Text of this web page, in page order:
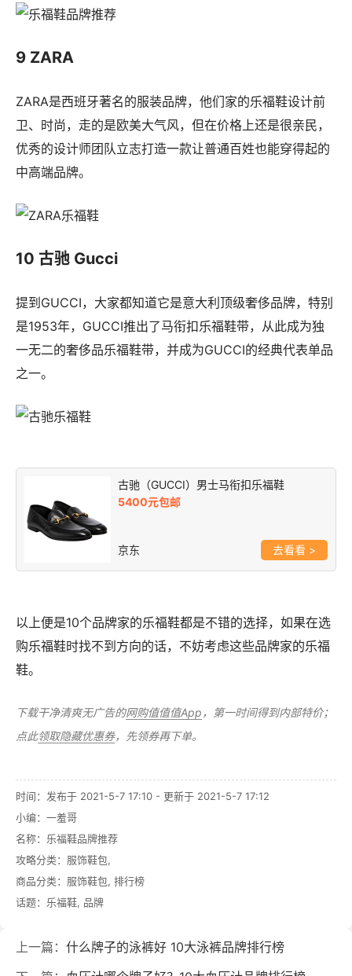
9 ZARA
ZARA是西班牙著名的服装品牌，他们家的乐福鞋设计前
卫、时尚，走的是欧美大气风，但在价格上还是很亲民，
优秀的设计师团队立志打造一款让普通百姓也能穿得起的
中高端品牌。
10 古驰 Gucci
提到GUCCI，大家都知道它是意大利顶级奢侈品牌，特别
是1953年，GUCCI推出了马衔扣乐福鞋带，从此成为独
一无二的奢侈品乐福鞋带，并成为GUCCI的经典代表单品
之一。
古驰（GUCCI）男士马衔扣乐福鞋
5400元包邮
京东 >
以上便是10个品牌家的乐福鞋都是不错的选择，如果在选
购乐福鞋时找不到方向的话，不妨考虑这些品牌家的乐福
鞋。
下载干净清爽无广告的网购值值值App ，第一时间得到内部特价；
点此领取隐藏优惠券，先领券再下单。
时间：发布于 2021-5-7 17:10 - 更新于 2021-5-7 17:12
小编：一羞哥
名称： 乐福鞋品牌推荐
攻略分类： 服饰鞋包,
商品分类： 服饰鞋包, 排行榜
话题： 乐福鞋, 品牌
上一篇： 什么牌子的泳裤好 10大泳裤品牌排行榜